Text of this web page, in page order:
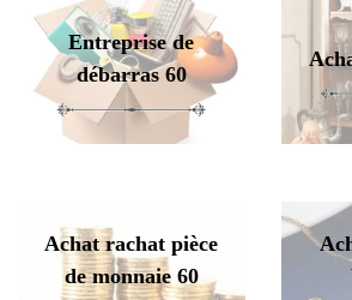
Entreprise de
débarras 60
Achat rachat pièce
de monnaie 60